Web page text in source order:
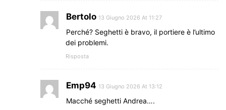
Bertolo 13 Giugno 2026 At 11:27
Perché? Seghetti è bravo, il portiere è l’ultimo
dei problemi.
Risposta
Emp94 13 Giugno 2026 At 13:12
Macché seghetti Andrea….